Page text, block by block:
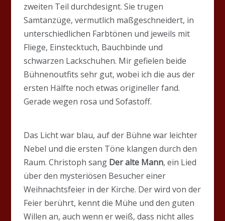
zweiten Teil durchdesignt. Sie trugen
Samtanzüge, vermutlich maßgeschneidert, in
unterschiedlichen Farbtönen und jeweils mit
Fliege, Einstecktuch, Bauchbinde und
schwarzen Lackschuhen. Mir gefielen beide
Bühnenoutfits sehr gut, wobei ich die aus der
ersten Hälfte noch etwas origineller fand.
Gerade wegen rosa und Sofastoff.
Das Licht war blau, auf der Bühne war leichter
Nebel und die ersten Töne klangen durch den
Raum. Christoph sang Der alte Mann, ein Lied
über den mysteriösen Besucher einer
Weihnachtsfeier in der Kirche. Der wird von der
Feier berührt, kennt die Mühe und den guten
Willen an, auch wenn er weiß, dass nicht alles